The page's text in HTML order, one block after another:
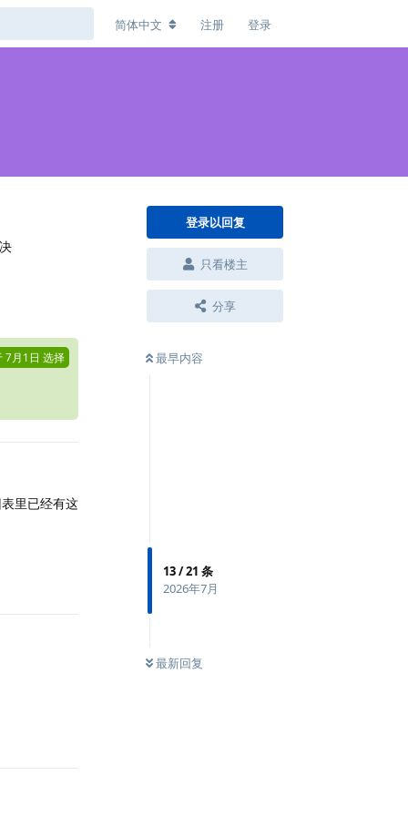
简体中文 注册 登录
登录以回复
只看楼主
分享
最早内容
13/21 条
2026年7月
最新回复
7月1日 选择
里已经有这